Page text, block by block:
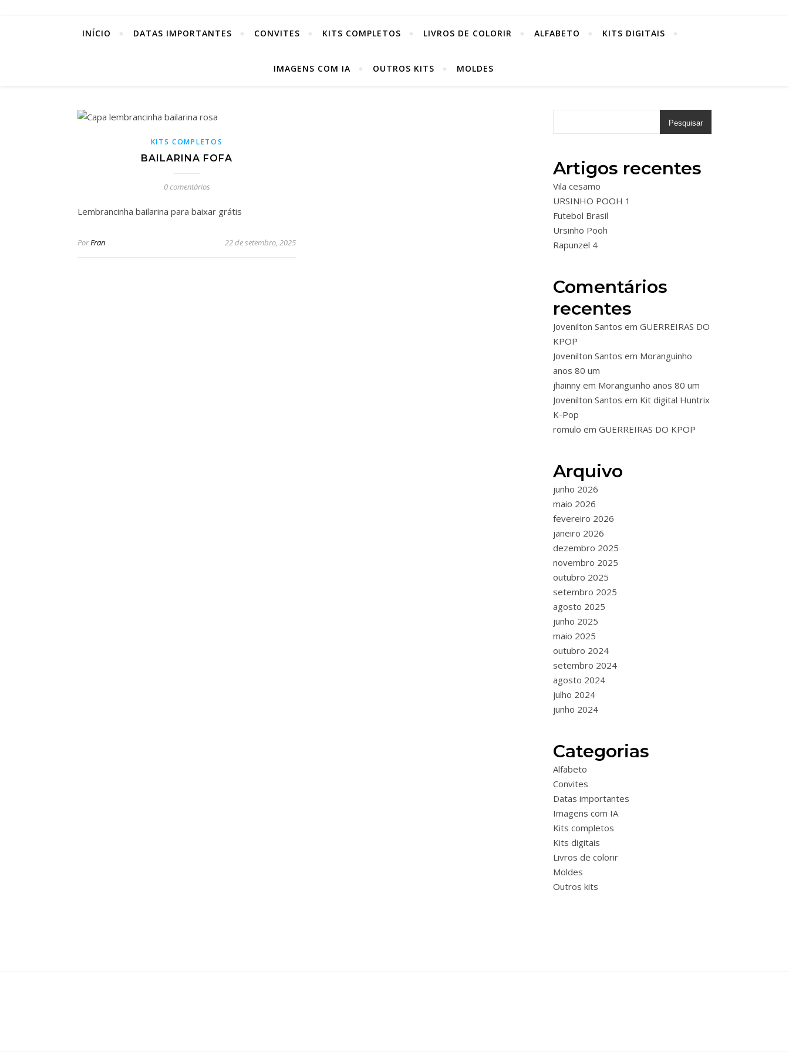
INÍCIO DATAS IMPORTANTES CONVITES KITS COMPLETOS LIVROS DE COLORIR ALFABETO KITS DIGITAIS
IMAGENS COM IA OUTROS KITS MOLDES
KITS COMPLETOS
BAILARINA FOFA
0 comentários
Lembrancinha bailarina para baixar grátis
PorFran 22 de setembro, 2025
Pesquisar
Artigos recentes
Vila cesamo
URSINHO POOH 1
Futebol Brasil
Ursinho Pooh
Rapunzel 4
Comentários
recentes
Jovenilton Santos em GUERREIRAS DO
KPOP
Jovenilton Santos em Moranguinho
anos 80 um
jhainny em Moranguinho anos 80 um
Jovenilton Santos em Kit digital Huntrix
K-Pop
romulo em GUERREIRAS DO KPOP
Arquivo
junho 2026
maio 2026
fevereiro 2026
janeiro 2026
dezembro 2025
novembro 2025
outubro 2025
setembro 2025
agosto 2025
junho 2025
maio 2025
outubro 2024
setembro 2024
agosto 2024
julho 2024
junho 2024
Categorias
Alfabeto
Convites
Datas importantes
Imagens com IA
Kits completos
Kits digitais
Livros de colorir
Moldes
Outros kits